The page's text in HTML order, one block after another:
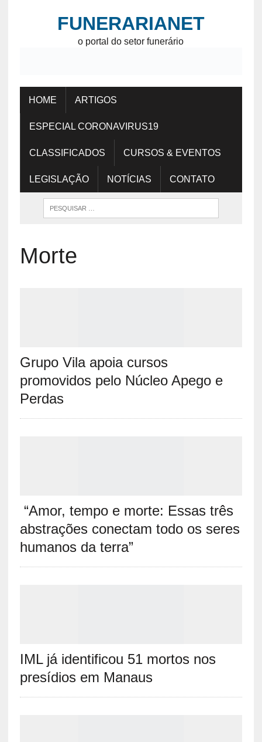
FUNERARIANET
o portal do setor funerário
HOME ARTIGOS
ESPECIAL CORONAVIRUS19
CLASSIFICADOS CURSOS & EVENTOS
LEGISLAÇÃO NOTÍCIAS CONTATO
Morte
Grupo Vila apoia cursos
promovidos pelo Núcleo Apego e
Perdas
“Amor, tempo e morte: Essas três
abstrações conectam todo os seres
humanos da terra”
IML já identificou 51 mortos nos
presídios em Manaus